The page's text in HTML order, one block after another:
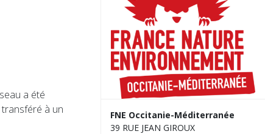
a été
à un
FNE Occitanie-Méditerranée
39 RUE JEAN GIROUX